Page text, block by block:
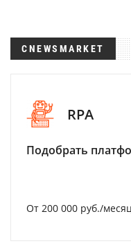
CNEWSMARKET
RPA
Подобрать
От 200 000 руб./